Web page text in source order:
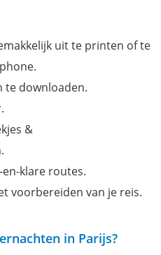
uit te printen of te
te downloaden.
&
klare routes.
voorbereiden van je reis.
in Parijs?